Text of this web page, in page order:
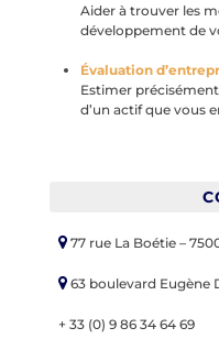
Aider à trouver les
développement de
Évaluation
Estimer
d’un actif que vous
77 rue La Boétie –
63 boulevard Eugène
+ 33 (0) 9 86 34 64 69